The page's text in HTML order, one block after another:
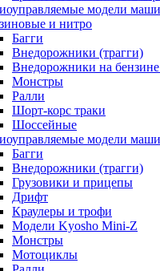
модели
и нитро
Багги
Внедорожники (трагги)
Внедорожники на
Монстры
Ралли
Шорт-корс траки
Шоссейные
модели
Багги
Внедорожники (трагги)
Грузовики и прицепы
Дрифт
Краулеры и трофи
Модели Kyosho Mini-Z
Монстры
Мотоциклы